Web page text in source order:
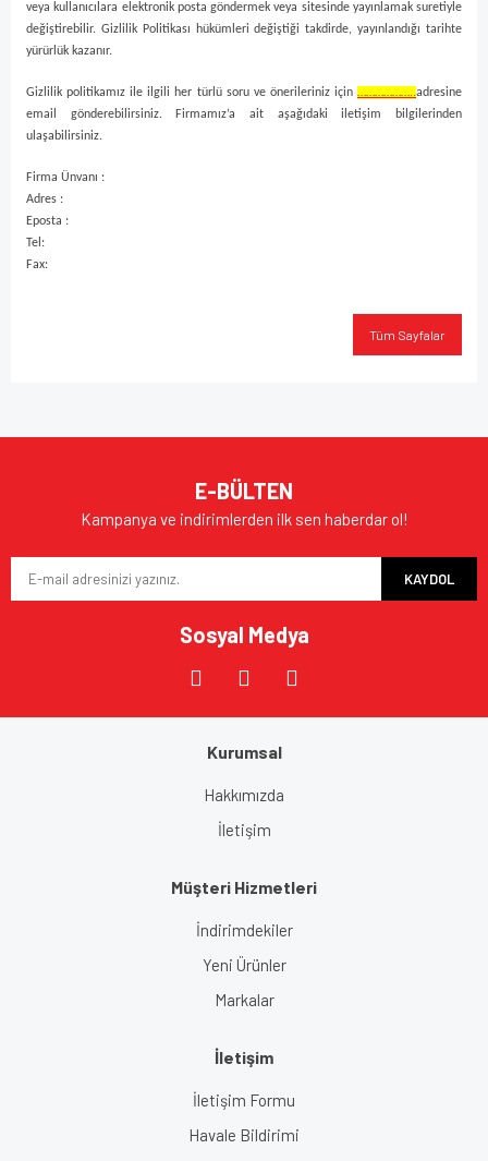
veya kullanıcılara elektronik posta göndermek veya sitesinde yayınlamak suretiyle
değiştirebilir. Gizlilik Politikası hükümleri değiştiği takdirde, yayınlandığı tarihte
yürürlük kazanır.
Gizlilik politikamız ile ilgili her türlü soru ve önerileriniz için ………………..adresine
email gönderebilirsiniz. Firmamız’a ait aşağıdaki iletişim bilgilerinden
ulaşabilirsiniz.
Firma Ünvanı :
Adres :
Eposta :
Tel:
Fax:
Tüm Sayfalar
E-BÜLTEN
Kampanya ve indirimlerden ilk sen haberdar ol!
KAYDOL
Sosyal Medya
Kurumsal
Hakkımızda
İletişim
Müşteri Hizmetleri
İndirimdekiler
Yeni Ürünler
Markalar
İletişim
İletişim Formu
Havale Bildirimi